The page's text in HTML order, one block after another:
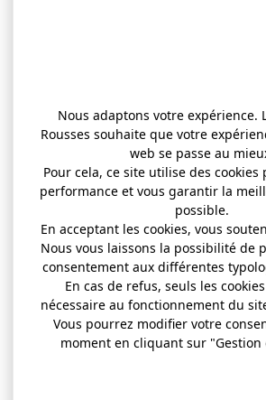
Nous adaptons votre expérience.
Rousses souhaite que votre
web se passe au
Pour cela, ce site utilise des
performance et vous garantir la
possible.
En acceptant les cookies, vous
Nous vous laissons la possibilité de
consentement aux différentes
En cas de refus, seuls les
nécessaire au fonctionnement du
Vous pourrez modifier votre
moment en cliquant sur "Gestion